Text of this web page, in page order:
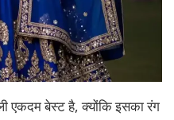
एकदम बेस्ट है, क्योंकि इसका रंग